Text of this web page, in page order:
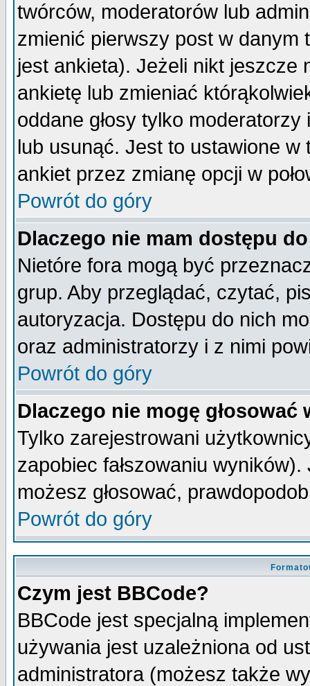
twórców, moderatorów lub
zmienić pierwszy post w
jest ankieta). Jeżeli nikt jeszcze
ankietę lub zmieniać
oddane głosy tylko
lub usunąć. Jest to ustawione w
ankiet przez zmianę opcji w
Powrót do góry
Dlaczego nie mam dostępu
Nietóre fora mogą być
grup. Aby przeglądać, czytać,
autoryzacja. Dostępu do nich
oraz administratorzy i z nimi
Powrót do góry
Dlaczego nie mogę głosować
Tylko zarejestrowani
zapobiec fałszowaniu
możesz głosować,
Powrót do góry
Czym jest BBCode?
BBCode jest specjalną
używania jest uzależniona od
administratora (możesz także